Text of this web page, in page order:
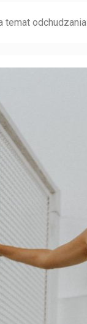
temat odchudzania